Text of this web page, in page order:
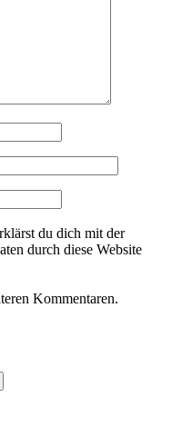
du dich mit der
durch diese Website
Kommentaren.